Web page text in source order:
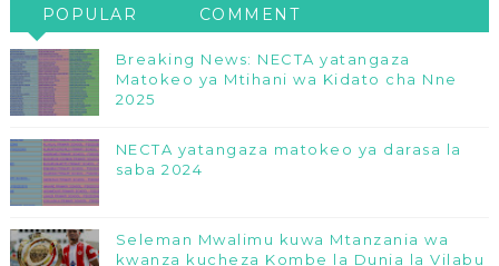
POPULAR COMMENT
Breaking News: NECTA yatangaza
Matokeo ya Mtihani wa Kidato cha Nne
2025
NECTA yatangaza matokeo ya darasa la
saba 2024
Seleman Mwalimu kuwa Mtanzania wa
kwanza kucheza Kombe la Dunia la Vilabu